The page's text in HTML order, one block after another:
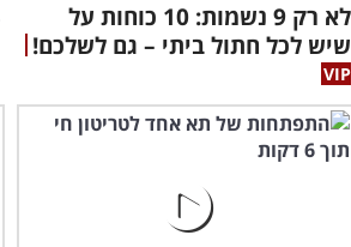
לא רק 9 נשמות: 10 כוחות על
שיש לכל חתול ביתי – גם לשלכם!